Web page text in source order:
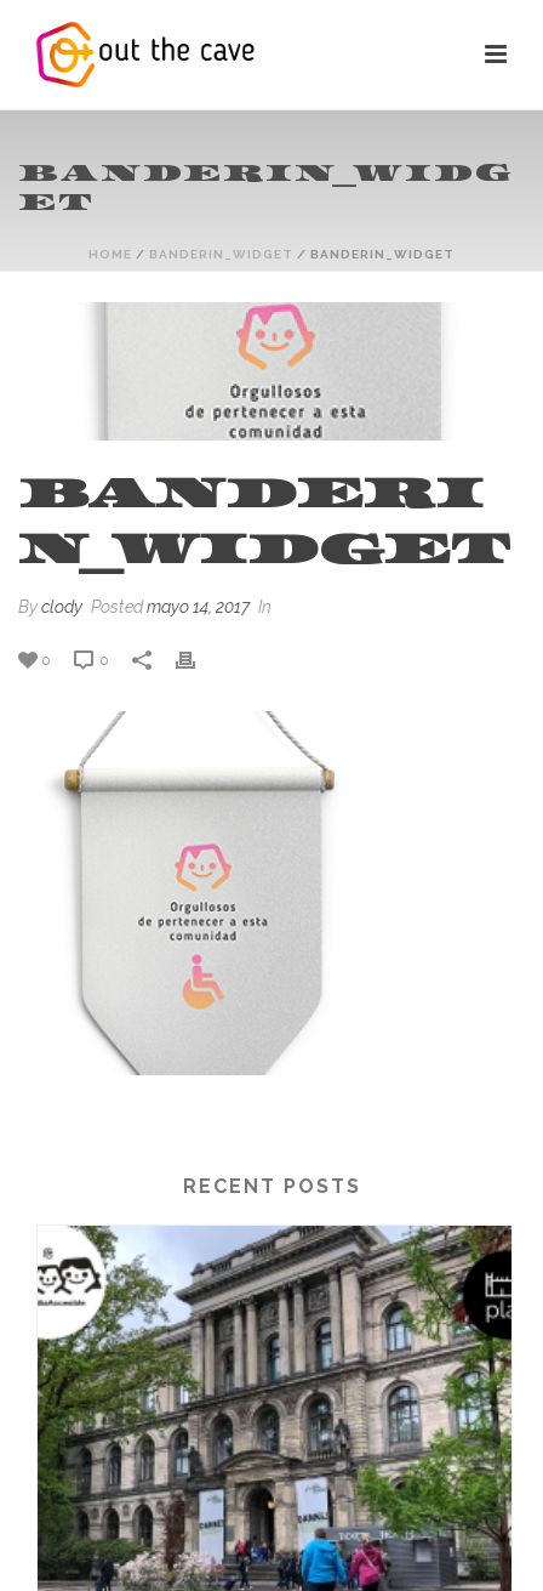
BANDERIN_WIDG
ET
HOME / BANDERIN_WIDGET / BANDERIN_WIDGET
BANDERI
N_WIDGET
Byclody Postedmayo 14, 2017 In
0 0
RECENT POSTS